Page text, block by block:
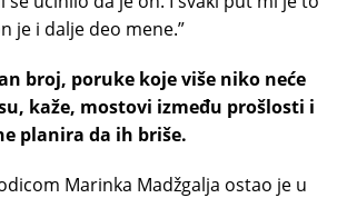
je i dalje deo mene.”
broj, poruke koje više niko neće
kaže, mostovi između prošlosti i
planira da ih briše.
Marinka Madžgalja ostao je u